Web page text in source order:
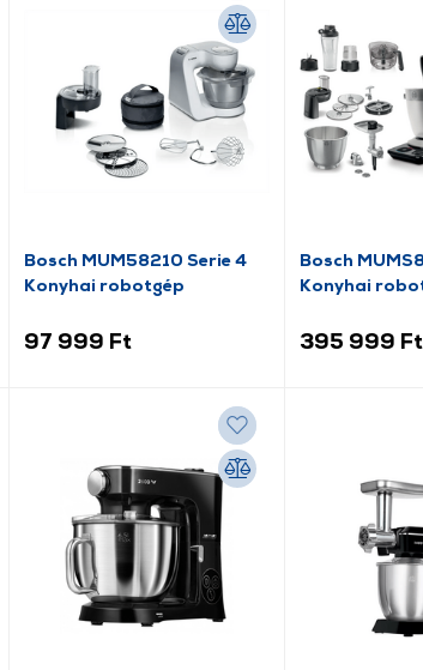
Bosch MUM58210 Serie 4
Konyhai robotgép
97 999 Ft
Bosch
Konyhai
395 999 Ft